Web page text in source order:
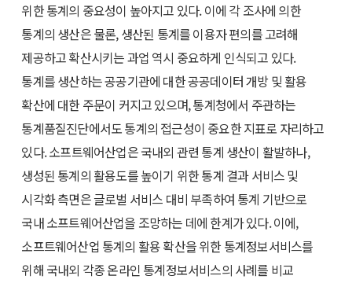
위한 통계의 중요성이 높아지고 있다. 이에 각 조사에 의한
통계의 생산은 물론, 생산된 통계를 이용자 편의를 고려해
제공하고 확산시키는 과업 역시 중요하게 인식되고 있다.
통계를 생산하는 공공기관에 대한 공공데이터 개방 및 활용
확산에 대한 주문이 커지고 있으며, 통계청에서 주관하는
통계품질진단에서도 통계의 접근성이 중요한 지표로 자리하고
있다. 소프트웨어산업은 국내외 관련 통계 생산이 활발하나,
생성된 통계의 활용도를 높이기 위한 통계 결과 서비스 및
시각화 측면은 글로벌 서비스 대비 부족하여 통계 기반으로
국내 소프트웨어산업을 조망하는 데에 한계가 있다. 이에,
소프트웨어산업 통계의 활용 확산을 위한 통계정보서비스를
위해 국내외 각종 온라인 통계정보서비스의 사례를 비교